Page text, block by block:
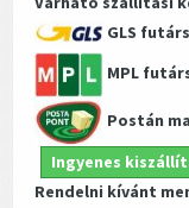
GLS
MPL
Postán
Ingyenes
Rendelni kívánt